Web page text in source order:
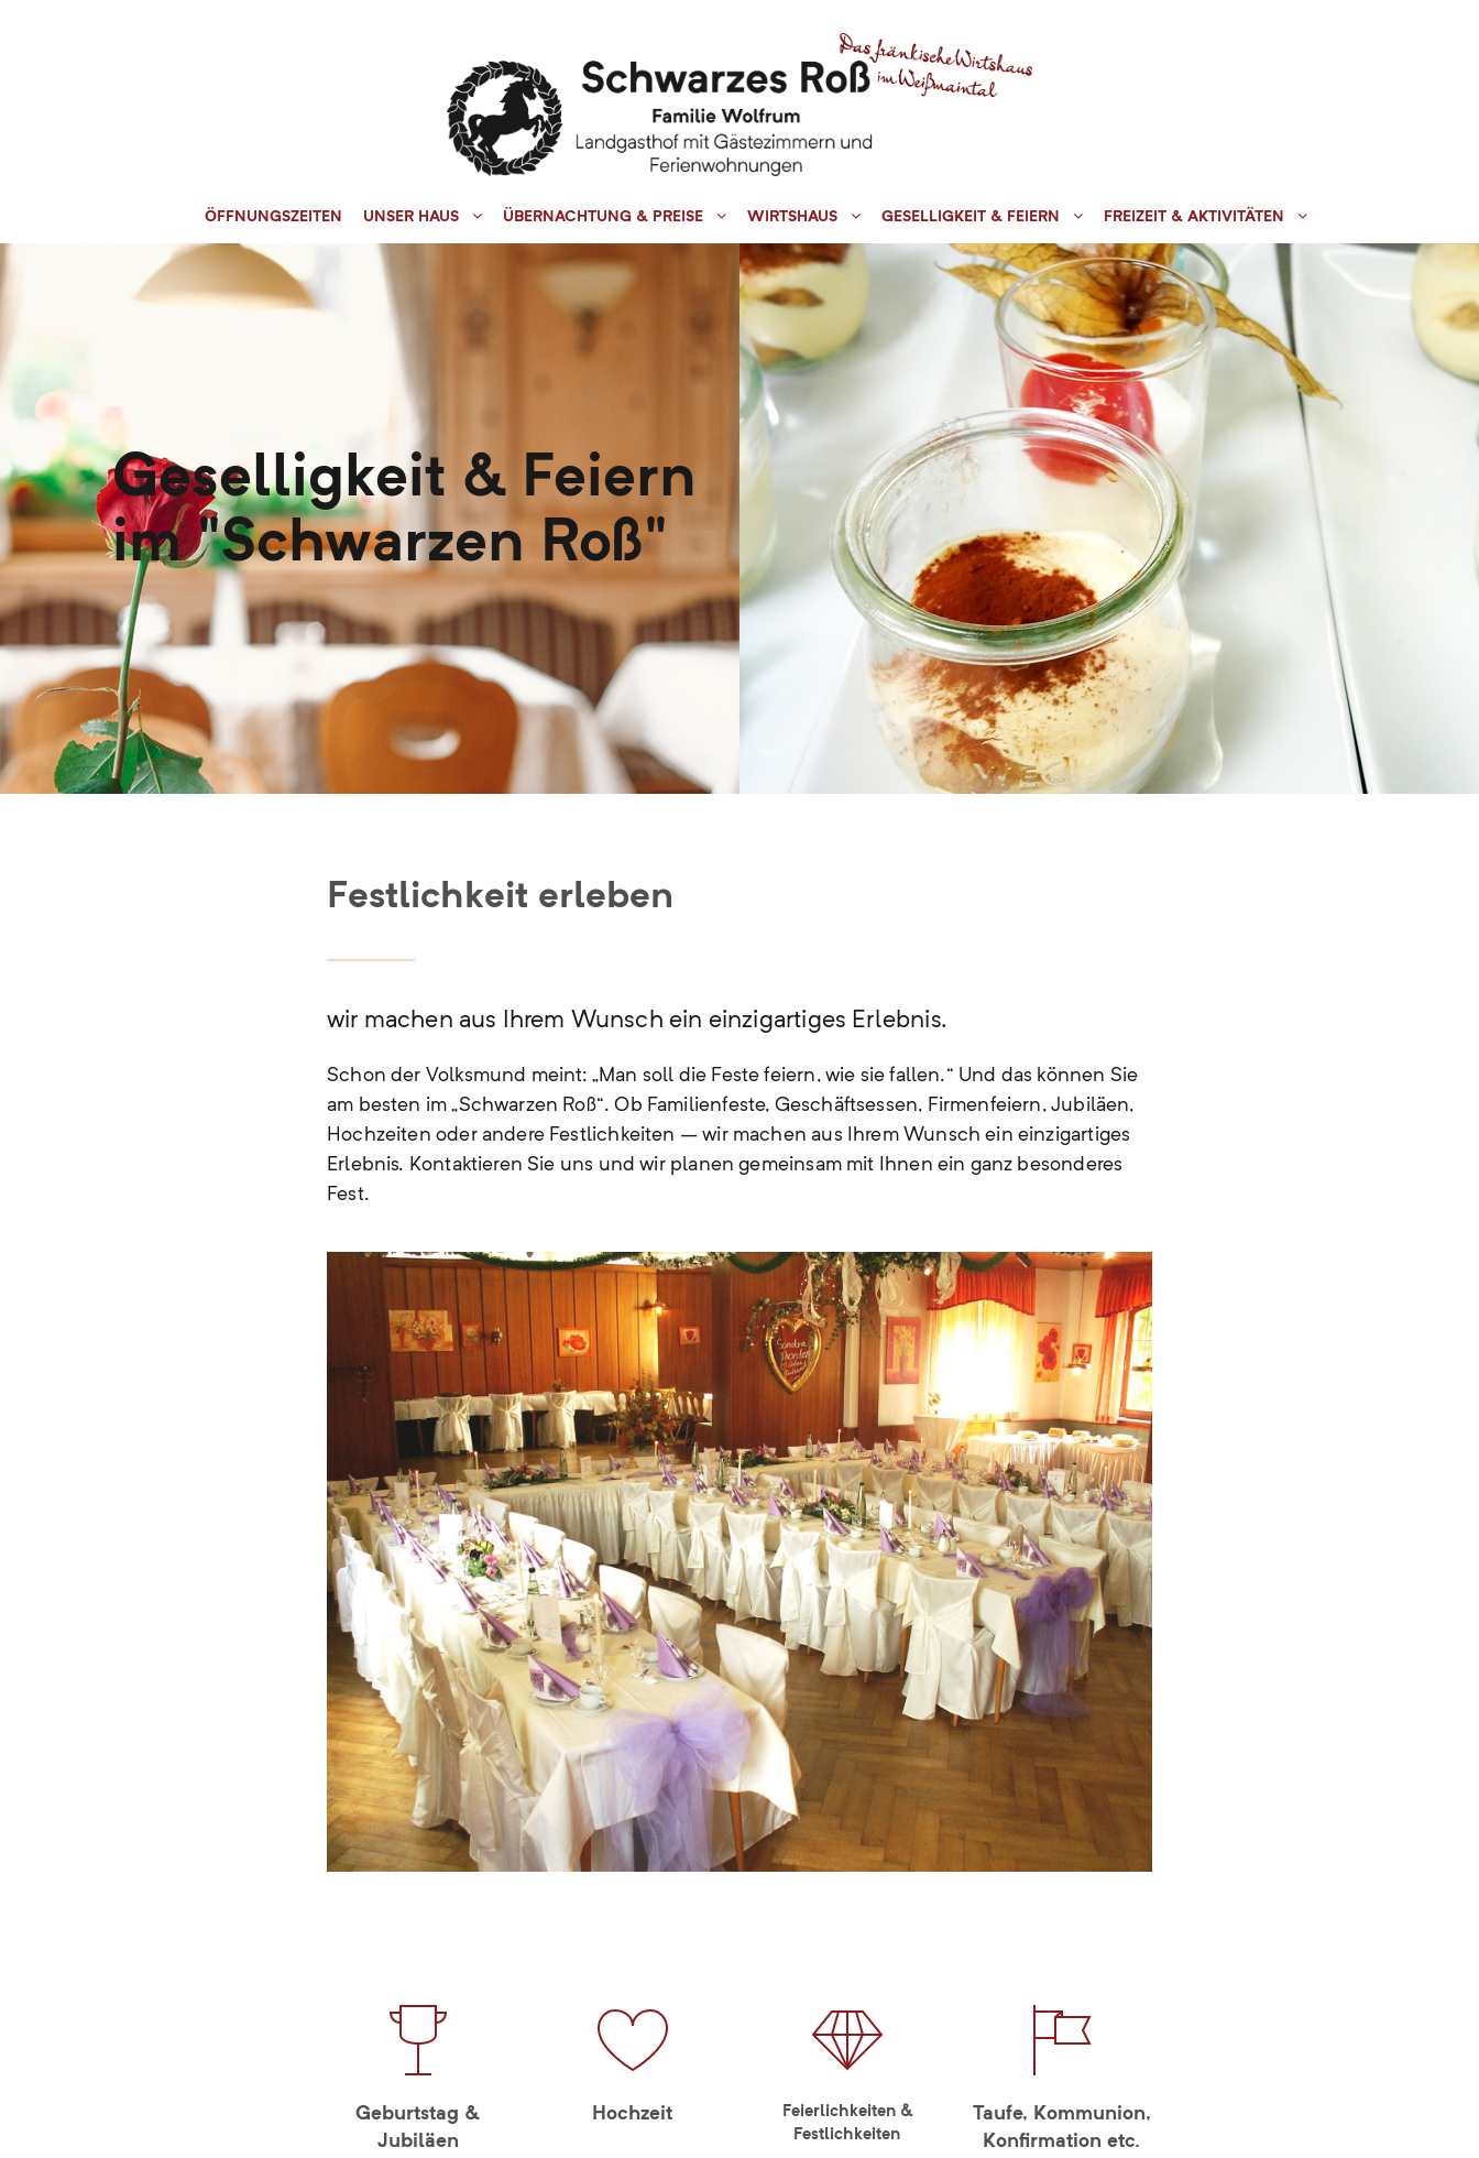
ÖFFNUNGSZEITEN UNSER HAUS ÜBERNACHTUNG & PREISE WIRTSHAUS GESELLIGKEIT & FEIERN FREIZEIT & AKTIVITÄTEN
Geselligkeit & Feiern
im "Schwarzen Roß"
Festlichkeit erleben
wir machen aus Ihrem Wunsch ein einzigartiges Erlebnis.
Schon der Volksmund meint: „Man soll die Feste feiern, wie sie fallen.“ Und das können Sie
am besten im „Schwarzen Roß“. Ob Familienfeste, Geschäftsessen, Firmenfeiern, Jubiläen,
Hochzeiten oder andere Festlichkeiten – wir machen aus Ihrem Wunsch ein einzigartiges
Erlebnis. Kontaktieren Sie uns und wir planen gemeinsam mit Ihnen ein ganz besonderes
Fest.
Geburtstag &
Jubiläen
Hochzeit
Feierlichkeiten &
Festlichkeiten
Taufe, Kommunion,
Konfirmation etc.